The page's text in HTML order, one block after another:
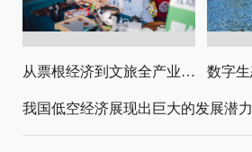
从票根经济到文旅全产业链升级
我国低空经济展现出巨大的发展潜力